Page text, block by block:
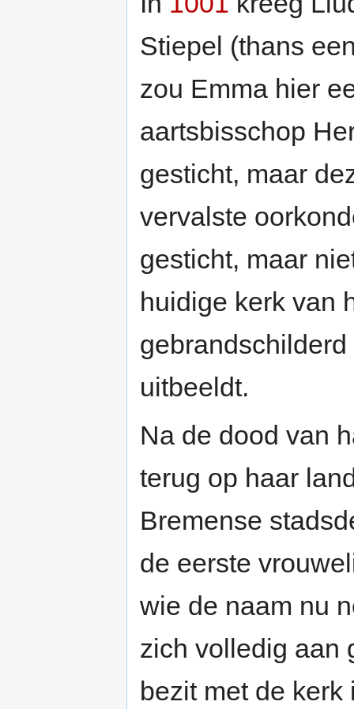
Stiepel (thans
zou Emma hier
aartsbisschop
gesticht, maar
vervalste
gesticht, maar
huidige kerk van
uitbeeldt.
Na de dood van
terug op haar
Bremense
de eerste
wie de naam nu
zich volledig aan
bezit met de